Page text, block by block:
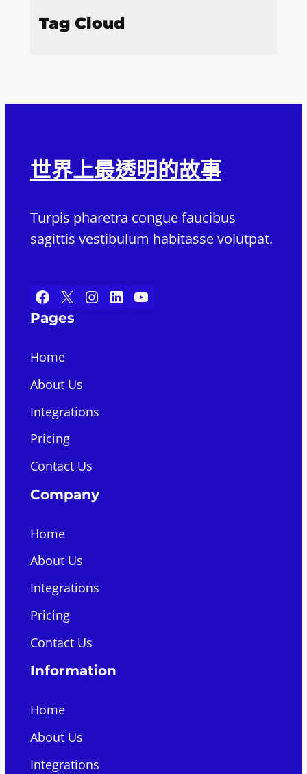
Tag Cloud
世界上最透明的故事
Turpis pharetra congue faucibus
sagittis vestibulum habitasse volutpat.
Facebook X Instagram LinkedIn YouTube
Pages
Home
About Us
Integrations
Pricing
Contact Us
Company
Home
About Us
Integrations
Pricing
Contact Us
Information
Home
About Us
Integrations